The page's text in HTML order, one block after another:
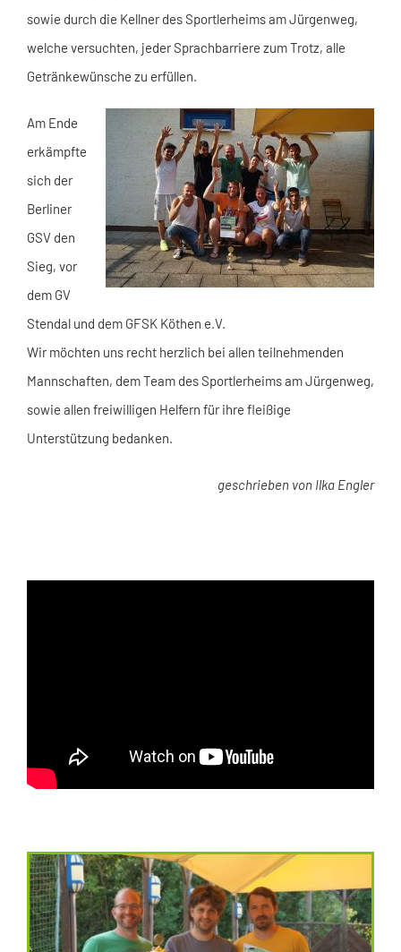
sowie durch die Kellner des Sportlerheims am Jürgenweg,
welche versuchten, jeder Sprachbarriere zum Trotz, alle
Getränkewünsche zu erfüllen.
Am Ende
erkämpfte
sich der
Berliner
GSV den
Sieg, vor
dem GV
Stendal und dem GFSK Köthen e.V.
Wir möchten uns recht herzlich bei allen teilnehmenden
Mannschaften, dem Team des Sportlerheims am Jürgenweg,
sowie allen freiwilligen Helfern für ihre fleißige
Unterstützung bedanken.
geschrieben von Ilka Engler